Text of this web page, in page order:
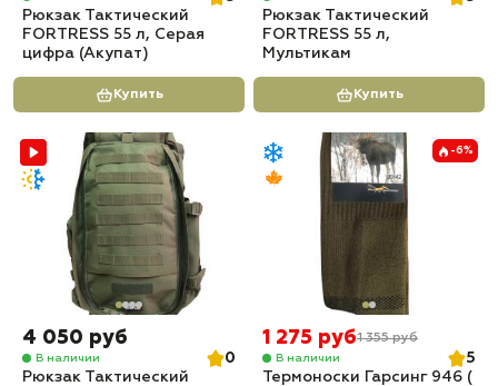
Рюкзак Тактический
FORTRESS 55 л, Серая
цифра (Акупат)
Купить
Рюкзак Тактический
FORTRESS 55 л,
Мультикам
Купить
4 050 руб
В наличии
0
Рюкзак Тактический
-6%
1 275 руб1 355 руб
В наличии
5
Термоноски Гарсинг 946 (